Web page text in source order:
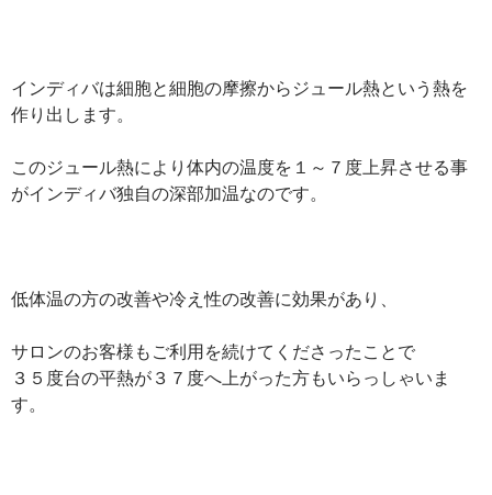
インディバは細胞と細胞の摩擦からジュール熱という熱を
作り出します。
このジュール熱により体内の温度を１～７度上昇させる事
がインディバ独自の深部加温なのです。
低体温の方の改善や冷え性の改善に効果があり、
サロンのお客様もご利用を続けてくださったことで
３５度台の平熱が３７度へ上がった方もいらっしゃいま
す。